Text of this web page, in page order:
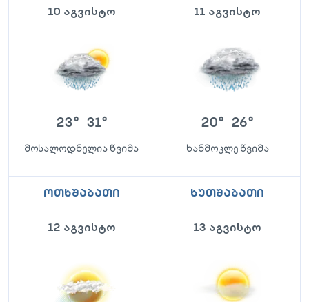
10 აგვისტო
23° 31°
მოსალოდნელია წვიმა
11 აგვისტო
20° 26°
ხანმოკლე წვიმა
ოთხშაბათი
12 აგვისტო
ხუთშაბათი
13 აგვისტო